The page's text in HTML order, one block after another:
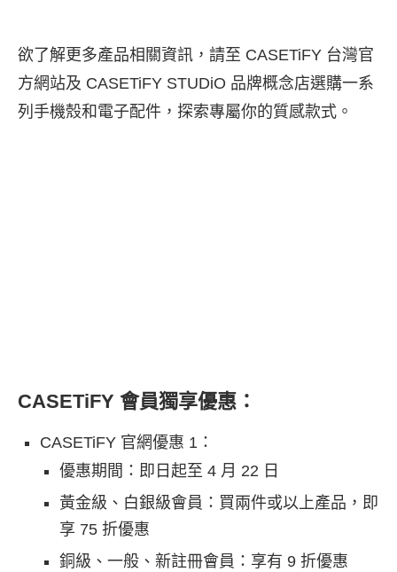
欲了解更多產品相關資訊，請至 CASETiFY 台灣官
方網站及 CASETiFY STUDiO 品牌概念店選購一系
列手機殼和電子配件，探索專屬你的質感款式。
CASETiFY 會員獨享優惠：
CASETiFY 官網優惠 1 ：
優惠期間：即日起至 4 月 22 日
黃金級、白銀級會員：買兩件或以上產品，即
享 75 折優惠
銅級、一般、新註冊會員：享有 9 折優惠